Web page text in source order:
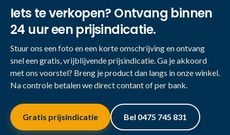
Iets te verkopen? Ontvang binnen
24 uur een prijsindicatie.
Stuur ons een foto en een korte omschrijving en ontvang
snel een gratis, vrijblijvende prijsindicatie. Ga je akkoord
met ons voorstel? Breng je product dan langs in onze winkel.
Na controle betalen we direct contant of per bank.
Gratis prijsindicatie Bel 0475 745 831